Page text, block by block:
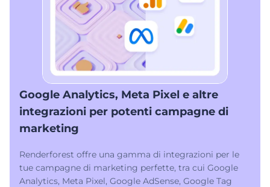
Google Analytics, Meta Pixel e altre
integrazioni per potenti campagne di
marketing
Renderforest offre una gamma di integrazioni per le
tue campagne di marketing perfette, tra cui Google
Analytics, Meta Pixel, Google AdSense, Google Tag